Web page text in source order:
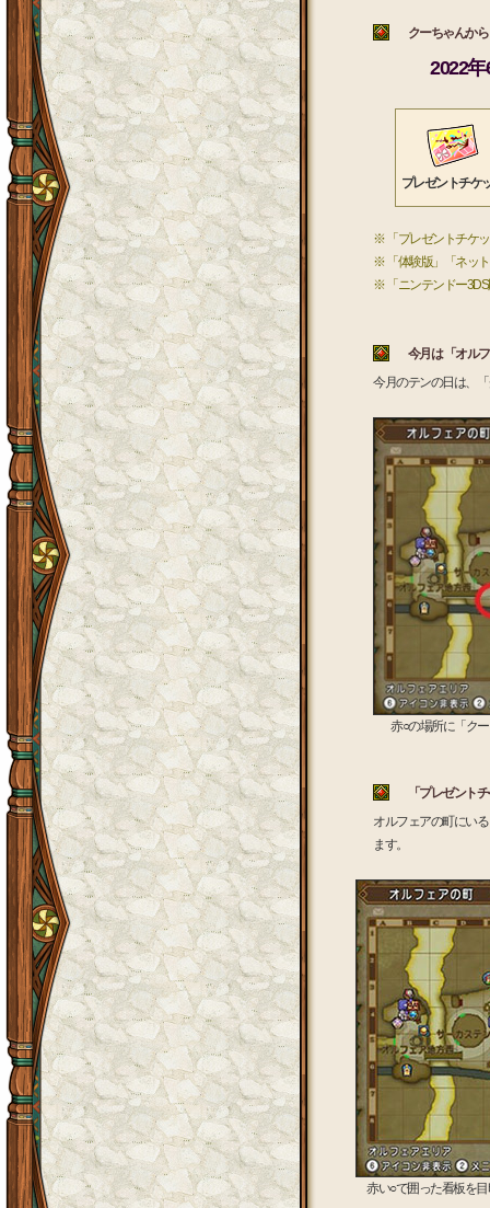
クーちゃんから
2022
プレゼントチケ
※ 「プレゼントチケ
※ 「体験版」「ネッ
※ 「ニンテンドー
今月は 「オル
今月のテンの日は、
赤○の場所に「ク
「プレゼントチ
オルフェアの町にいる
ます。
赤い○で囲った看板を